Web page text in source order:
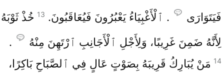
فَيَتَوَارَى
. ٱلْأَغْبِيَاءُ يَعْبُرُونَ فَيُعَاقَبُونَ. 13 خُذْ ثَوْبَهُ
لِأَنَّهُ ضَمِنَ غَرِيبًا، وَلِأَجْلِ ٱلْأَجَانِبِ ٱرْتَهِنَ مِنْهُ
.
14 مَنْ يُبَارِكُ قَرِيبَهُ بِصَوْتٍ عَالٍ فِي ٱلصَّبَاحِ بَاكِرًا،